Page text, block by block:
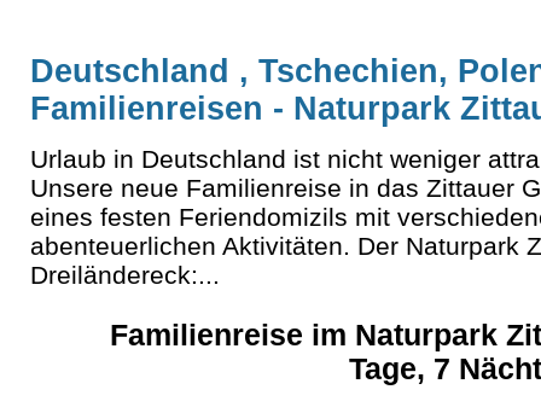
Deutschland , Tschechien,
Familienreisen - Naturpark
Urlaub in Deutschland ist nicht weniger
Unsere neue Familienreise in das Zittauer
eines festen Feriendomizils mit
abenteuerlichen Aktivitäten. Der Naturpark
Dreiländereck:...
Familienreise im Naturpark
Tage, 7